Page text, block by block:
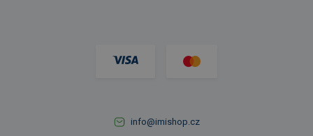
info@imishop.cz